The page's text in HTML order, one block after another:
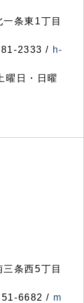
条東1丁目
2333 / h-
曜日・日曜
条西5丁目
6682 / m